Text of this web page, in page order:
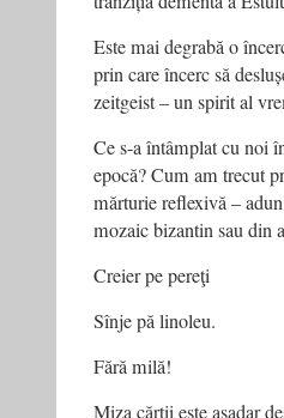
Este mai degrabă o
prin care încerc să
zeitgeist – un spirit al
Ce s-a întâmplat cu noi
epocă? Cum am trecut
mărturie reflexivă –
mozaic bizantin sau din
Creier pe pereţi
Sînje pă linoleu.
Fără milă!
Miza cărții este așadar